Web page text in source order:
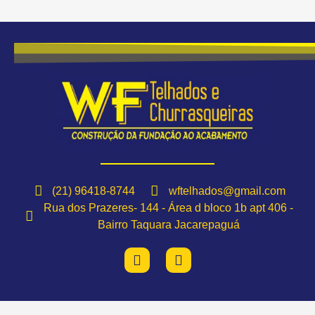
(21) 96418-8744
wftelhados@gmail.com
Rua dos Prazeres- 144 - Área d bloco 1b apt 406 -
Bairro Taquara Jacarepaguá